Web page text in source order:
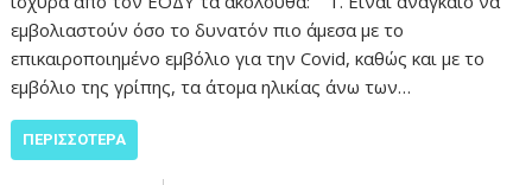
εμβολιαστούν όσο το δυνατόν πιο άμεσα με το
επικαιροποιημένο εμβόλιο για την Covid, καθώς και με το
εμβόλιο της γρίπης, τα άτομα ηλικίας άνω των…
ΠΕΡΙΣΣΌΤΕΡΑ